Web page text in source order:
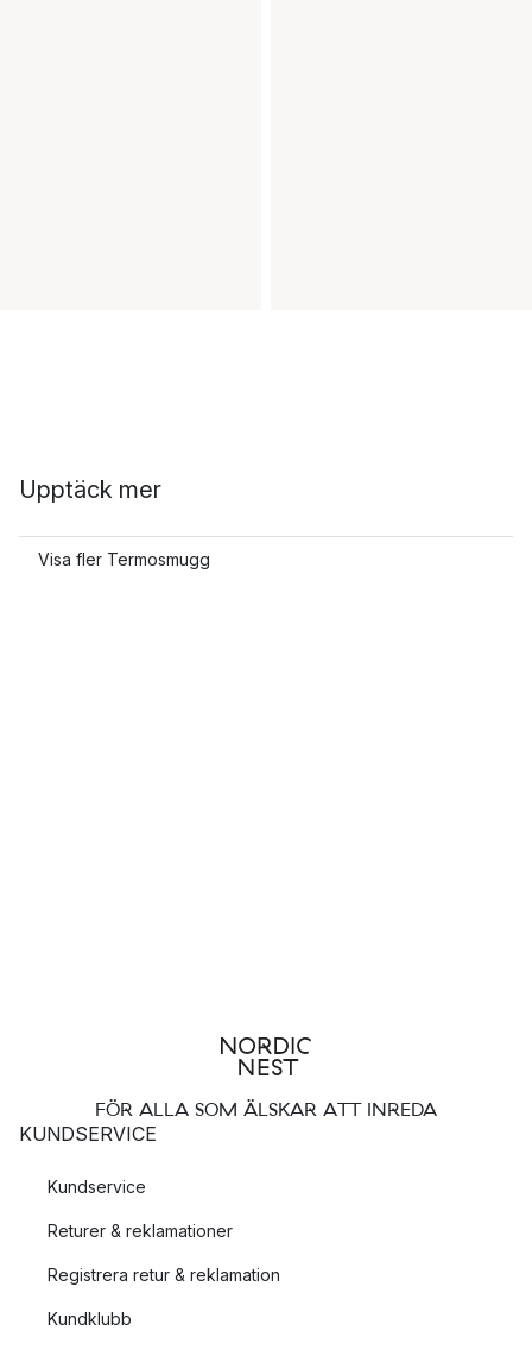
Upptäck mer
Visa fler Termosmugg
FÖR ALLA SOM ÄLSKAR ATT INREDA
KUNDSERVICE
Kundservice
Returer & reklamationer
Registrera retur & reklamation
Kundklubb